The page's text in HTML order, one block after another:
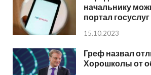
начальнику
портал госуслуг
15.10.2023
Греф назвал
Хорошколы от